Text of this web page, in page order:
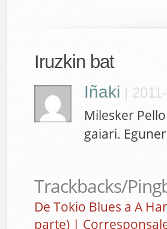
Iruzkin bat
Iñaki |
Milesker
gaiari.
Trackbacks/
De Tokio Blues a A
parte) |